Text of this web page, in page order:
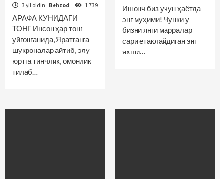
3 yil oldin Behzod 1 739
АРАФА КУНИДАГИ
ТОНГ Инсон ҳар тонг
уйғонганида, Яратганга
шук­роналар айтиб, элу
юртга тинчлик, омонлик
тилаб…
Ишонч биз учун ҳаётда
энг муҳими! Чунки у
бизни янги марралар
сари етаклайдиган энг
яхши…